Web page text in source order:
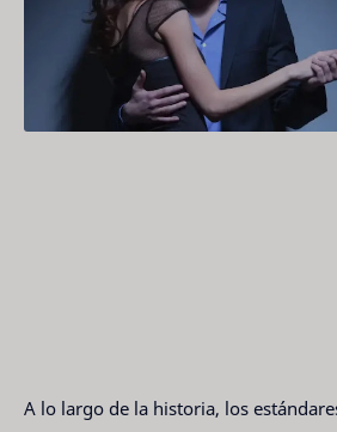
A lo largo de la historia, los